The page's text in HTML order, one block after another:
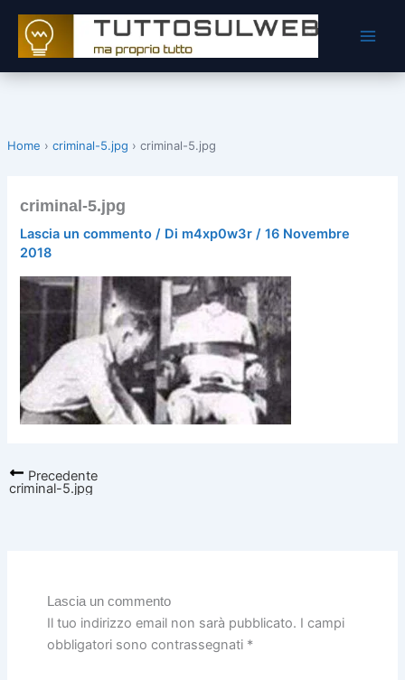
contenuto
Home › criminal-5.jpg › criminal-5.jpg
criminal-5.jpg
Lascia un commento / Di m4xp0w3r/16 Novembre
2018
Precedente
criminal-5.jpg
Lascia un commento
Il tuo indirizzo email non sarà pubblicato. I campi
obbligatori sono contrassegnati *